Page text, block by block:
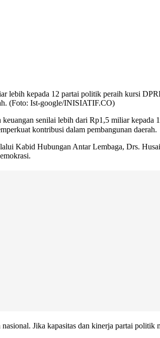
lebih kepada 12 partai politik peraih kursi
(Foto: Ist-google/INISIATIF.CO)
senilai lebih dari Rp1,5 miliar
kontribusi dalam pembangunan daerah.
Kabid Hubungan Antar Lembaga, Drs.
Jika kapasitas dan kinerja partai politik